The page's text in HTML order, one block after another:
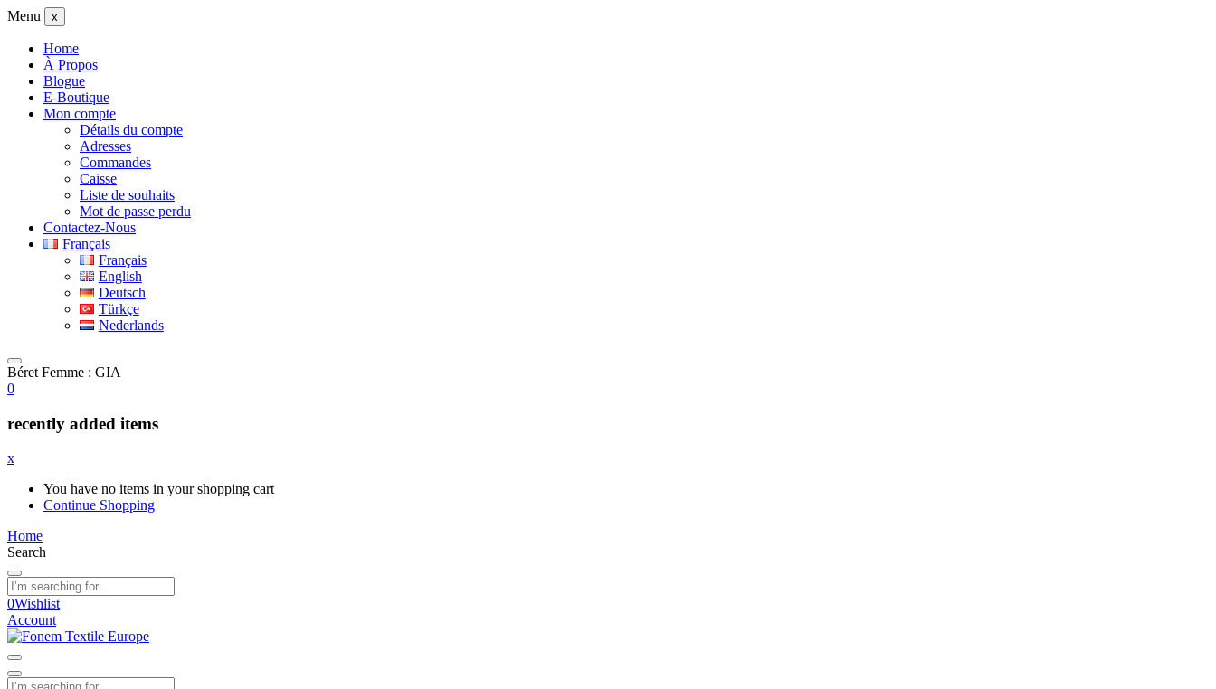
Menu x
Home
À Propos
Blogue
E-Boutique
Mon compte
Détails du compte
Adresses
Commandes
Caisse
Liste de souhaits
Mot de passe perdu
Contactez-Nous
Français
Français
English
Deutsch
Türkçe
Nederlands
Béret Femme : GIA
0
recently added items
x
You have no items in your shopping cart
Continue Shopping
Home
Search
0Wishlist
Account